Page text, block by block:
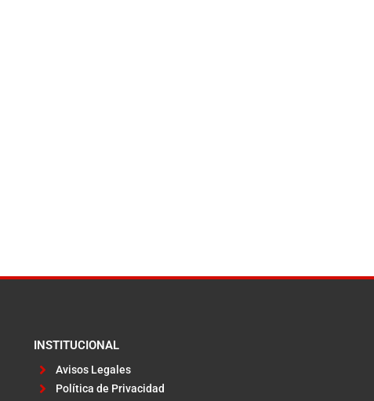
INSTITUCIONAL
Avisos Legales
Política de Privacidad